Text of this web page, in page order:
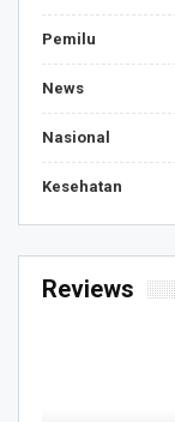
Pemilu
News
Nasional
Kesehatan
Reviews